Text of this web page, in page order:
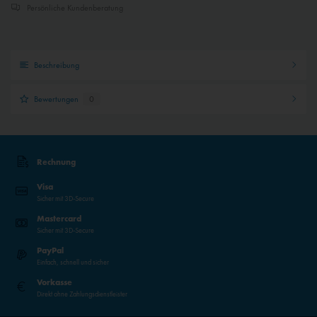
Beschreibung
Bewertungen 0
Rechnung
Visa
Sicher mit 3D-Secure
Mastercard
Sicher mit 3D-Secure
PayPal
Einfach, schnell und sicher
Vorkasse
Direkt ohne Zahlungsdienstleister